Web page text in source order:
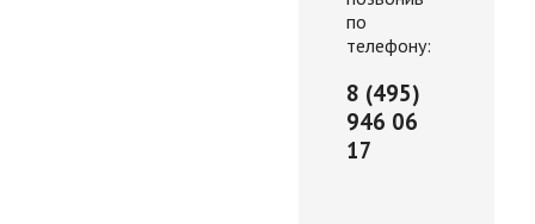
по
телефону:
8 (495)
946 06
17